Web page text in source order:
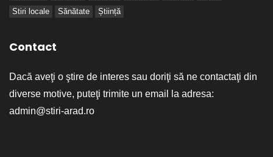
Stiri locale
Sănătate Știință
Contact
Dacă aveţi o ştire de interes sau doriţi să ne contactaţi din
diverse motive, puteţi trimite un email la adresa:
admin@stiri-arad.ro